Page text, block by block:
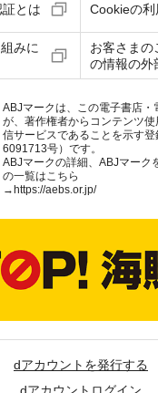
とは Cookieの
みに
お客さまの
の情報の外
ABJマークは、この電子書店・
が、著作権者からコンテンツ
信サービスであることを示す
6091713号）です。
ABJマークの詳細、ABJマーク
の一覧はこちら
→ https://aebs.or.jp/
dアカウントを発行する